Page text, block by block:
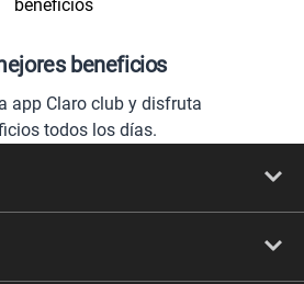
beneficios
app Claro club y disfruta
todos los días.